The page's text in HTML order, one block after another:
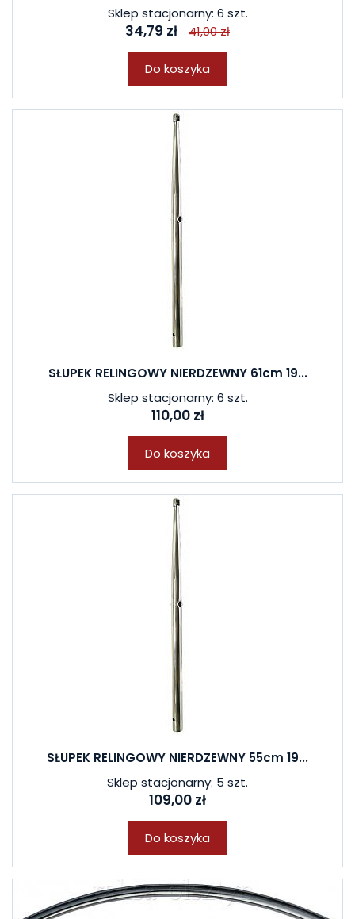
Sklep stacjonarny: 6 szt.
34,79 zł 41,00 zł
Do koszyka
SŁUPEK RELINGOWY NIERDZEWNY 61cm 19...
Sklep stacjonarny: 6 szt.
110,00 zł
Do koszyka
SŁUPEK RELINGOWY NIERDZEWNY 55cm 19...
Sklep stacjonarny: 5 szt.
109,00 zł
Do koszyka